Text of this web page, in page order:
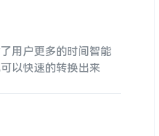
用户更多的时间智能
以快速的转换出来